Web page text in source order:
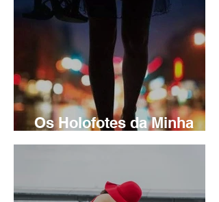
Os Holofotes da Minha
Avenida